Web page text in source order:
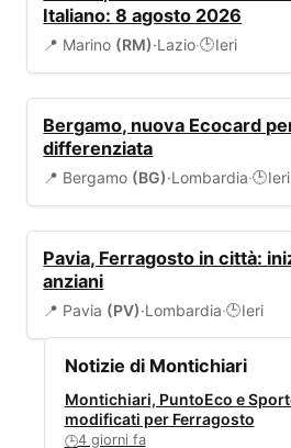
Italiano: 8 agosto 2026
📍 Marino (RM)·Lazio·🕒Ieri
Bergamo, nuova Ecocard
differenziata
📍 Bergamo (BG)·Lombardia·🕒Ieri
Pavia, Ferragosto in città:
anziani
📍 Pavia (PV)·Lombardia·🕒Ieri
Notizie di Montichiari
Montichiari, PuntoEco e
modificati per Ferragosto
🕒4 giorni fa